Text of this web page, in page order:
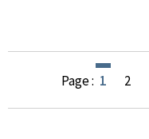
Page : 1 2